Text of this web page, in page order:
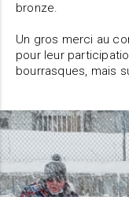
bronze.
Un gros merci au
pour leur
bourrasques, mais